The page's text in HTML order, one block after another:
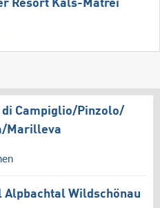
Resort Kals-Matrei
di Campiglio/​Pinzolo/​
​Marilleva
Alpbachtal Wildschönau